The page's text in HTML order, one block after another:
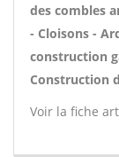
des combles
- Cloisons -
construction
Construction
Voir la fiche